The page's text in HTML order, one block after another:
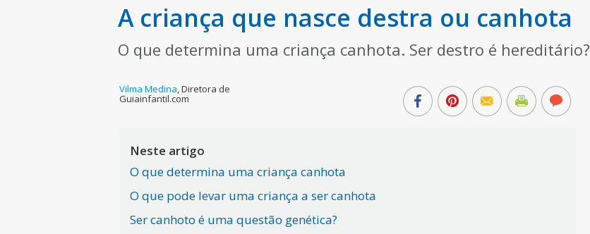
A criança que nasce destra ou canhota
O que determina uma criança canhota. Ser destro é hereditário?
Vilma Medina ,Diretora de
Guiainfantil.com
Neste artigo
O que determina uma criança canhota
O que pode levar uma criança a ser canhota
Ser canhoto é uma questão genética?